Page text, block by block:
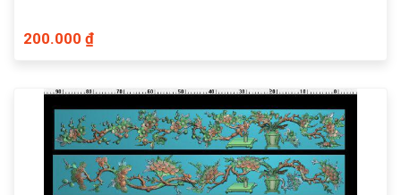
200.000 ₫